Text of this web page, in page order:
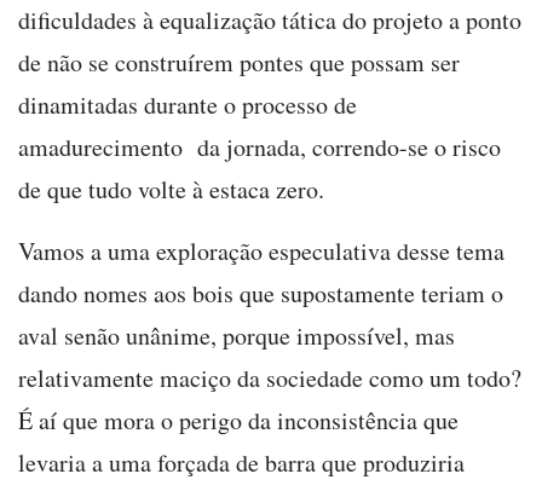
dificuldades à equalização tática do projeto a ponto
de não se construírem pontes que possam ser
dinamitadas durante o processo de
amadurecimento da jornada, correndo-se o risco
de que tudo volte à estaca zero.
Vamos a uma exploração especulativa desse tema
dando nomes aos bois que supostamente teriam o
aval senão unânime, porque impossível, mas
relativamente maciço da sociedade como um todo?
É aí que mora o perigo da inconsistência que
levaria a uma forçada de barra que produziria